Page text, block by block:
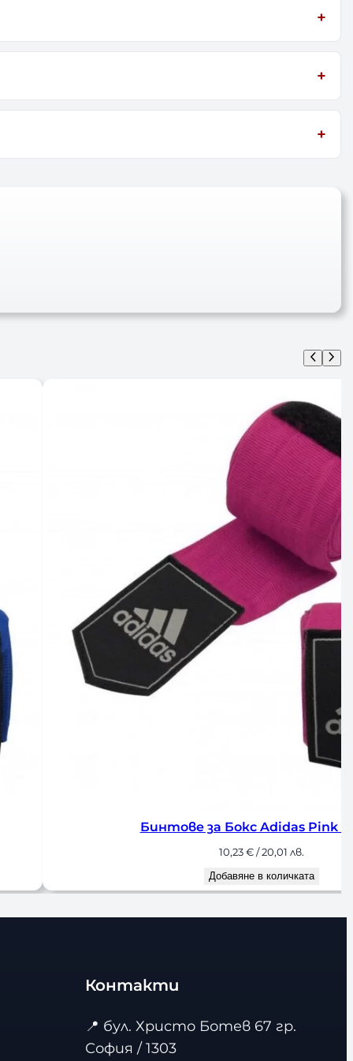
Бинтове за Бокс Adidas Pink 255 см
/ 20,01 лв.
Добавяне в количката
Контакти
📍 бул. Христо Ботев 67 гр.
София / 1303